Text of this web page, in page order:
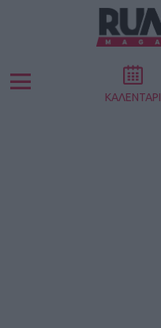
Menu ΚΑΛΕΝΤΑΡΙ